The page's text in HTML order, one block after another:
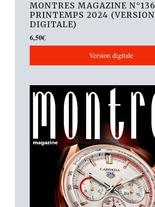
MONTRES MAGAZINE N°136
PRINTEMPS 2024 (VERSION
DIGITALE)
6,50€